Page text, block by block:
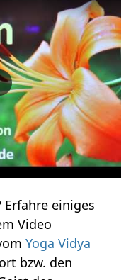
Yoga Vidya
bzw. den